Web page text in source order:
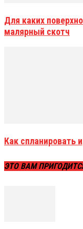
Для каких
малярный скотч
Как спланировать
ЭТО ВАМ